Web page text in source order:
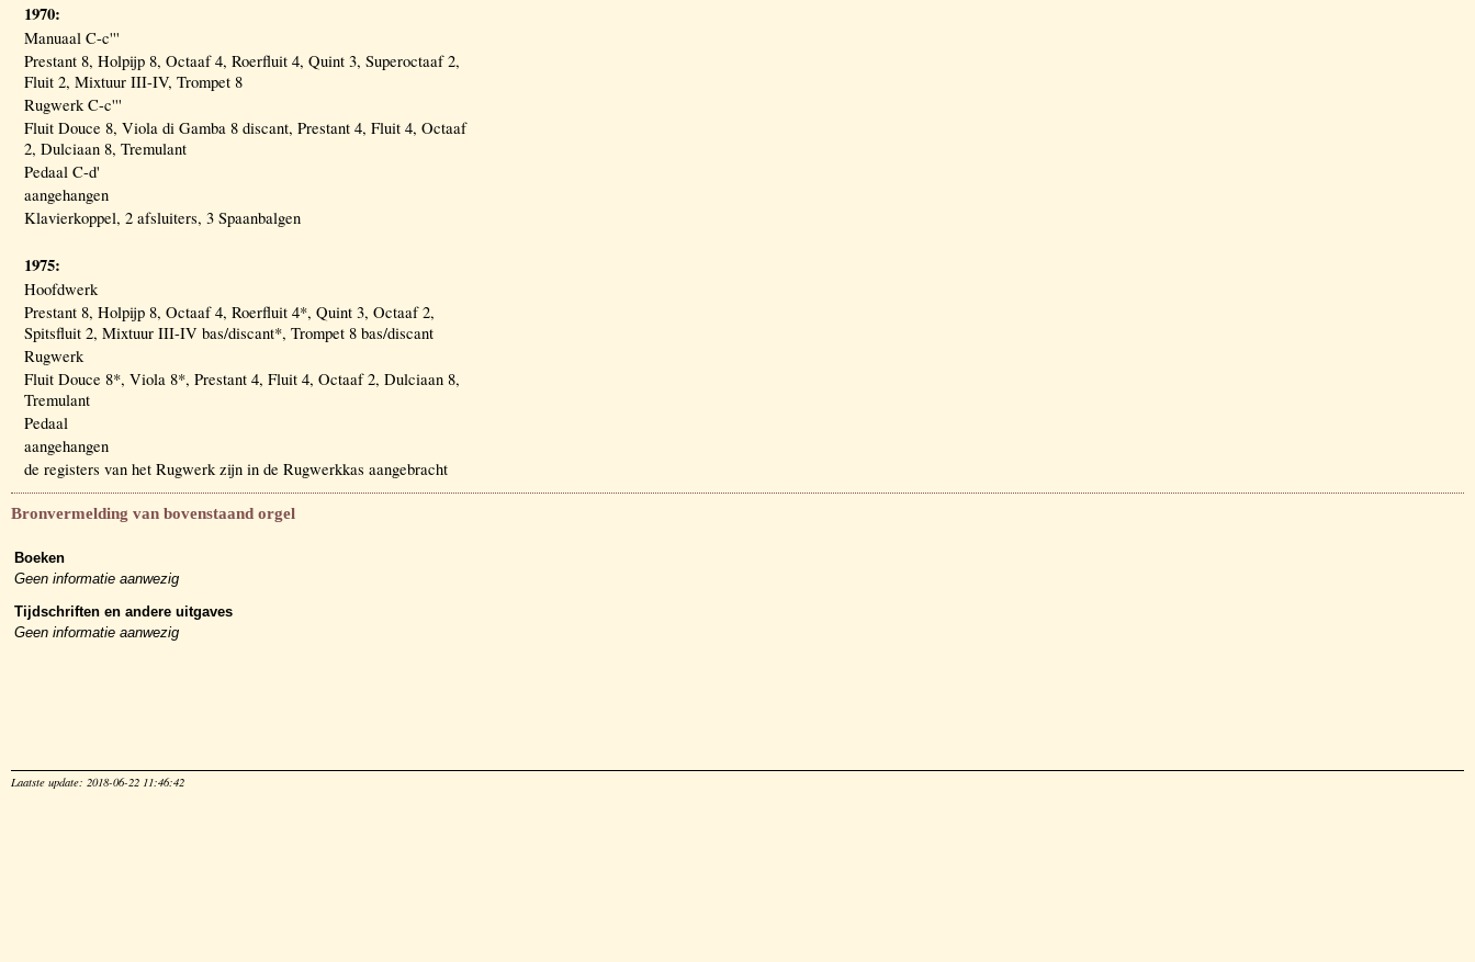
1970:
Manuaal C-c'''
Prestant 8, Holpijp 8, Octaaf 4, Roerfluit 4, Quint 3, Superoctaaf 2,
Fluit 2, Mixtuur III-IV, Trompet 8
Rugwerk C-c'''
Fluit Douce 8, Viola di Gamba 8 discant, Prestant 4, Fluit 4, Octaaf
2, Dulciaan 8, Tremulant
Pedaal C-d'
aangehangen
Klavierkoppel, 2 afsluiters, 3 Spaanbalgen
1975:
Hoofdwerk
Prestant 8, Holpijp 8, Octaaf 4, Roerfluit 4*, Quint 3, Octaaf 2,
Spitsfluit 2, Mixtuur III-IV bas/discant*, Trompet 8 bas/discant
Rugwerk
Fluit Douce 8*, Viola 8*, Prestant 4, Fluit 4, Octaaf 2, Dulciaan 8,
Tremulant
Pedaal
aangehangen
de registers van het Rugwerk zijn in de Rugwerkkas aangebracht
Bronvermelding van bovenstaand orgel
Boeken
Geen informatie aanwezig
Tijdschriften en andere uitgaves
Geen informatie aanwezig
Laatste update: 2018-06-22 11:46:42